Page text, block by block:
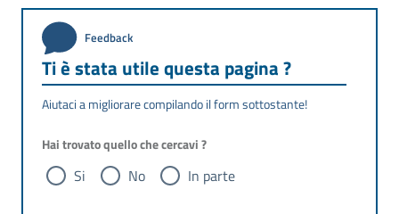
Feedback
Ti è stata utile questa pagina ?
Aiutaci a migliorare compilando il form sottostante!
Hai trovato quello che cercavi ?
Si No In parte